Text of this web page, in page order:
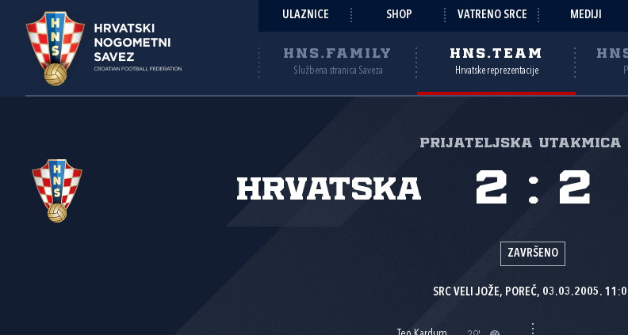
ULAZNICE SHOP VATRENO SRCE MEDIJI
HNS.FAMILY
Službena stranica Saveza
HNS.TEAM
Hrvatske reprezentacije
Prijateljska utakmica
Hrvatska 2 : 2
ZAVRŠENO
SRC VELI JOŽE, POREČ, 03.03.2005.